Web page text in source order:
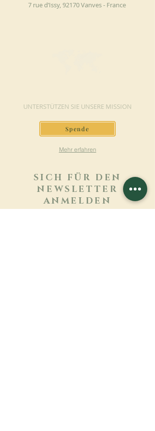
7 rue d’Issy, 92170 Vanves - France
UNTERSTÜTZEN SIE UNSERE MISSION
Spende
Mehr erfahren
SICH FÜR DEN
NEWSLETTER
ANMELDEN